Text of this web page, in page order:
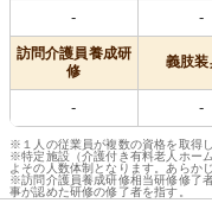
- -
訪問介護員養成研
修
義肢装
- -
※１人の従業員が複数の資格を取得
※特定施設（介護付き有料老人ホー
よその人数体制となります。あらか
※訪問介護員養成研修相当研修修了
事が認めた研修の修了者を指す。